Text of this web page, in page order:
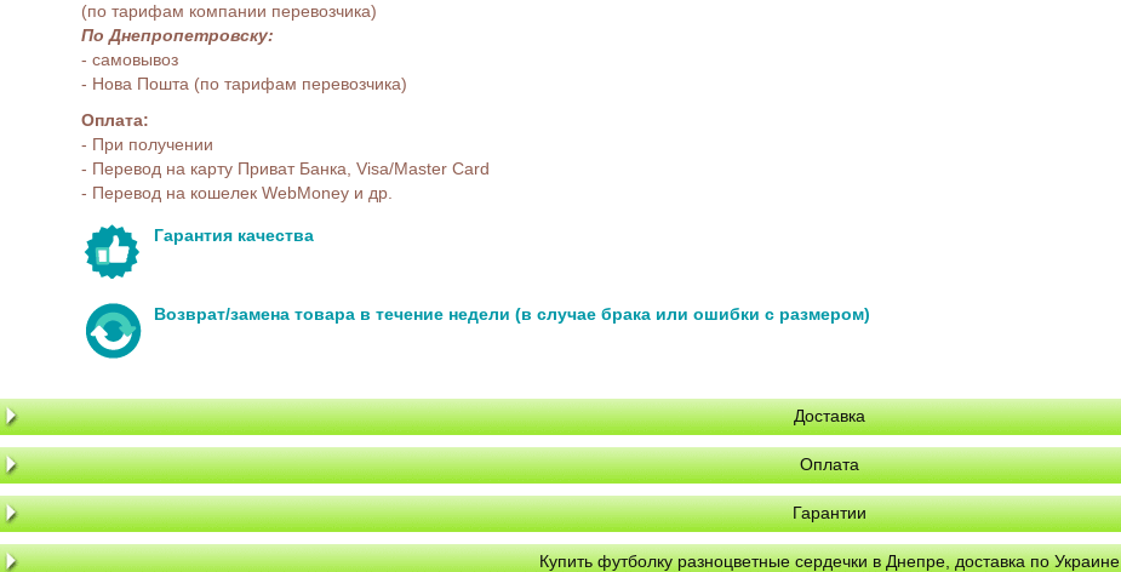
(по тарифам компании перевозчика)
По Днепропетровску:
- самовывоз
- Нова Пошта (по тарифам перевозчика)
Оплата:
- При получении
- Перевод на карту Приват Банка, Visa/Master Card
- Перевод на кошелек WebMoney и др.
Гарантия качества
Возврат/замена товара в течение недели (в случае брака или ошибки с размером)
Доставка
Оплата
Гарантии
Купить футболку разноцветные сердечки в Днепре, доставка по Украине